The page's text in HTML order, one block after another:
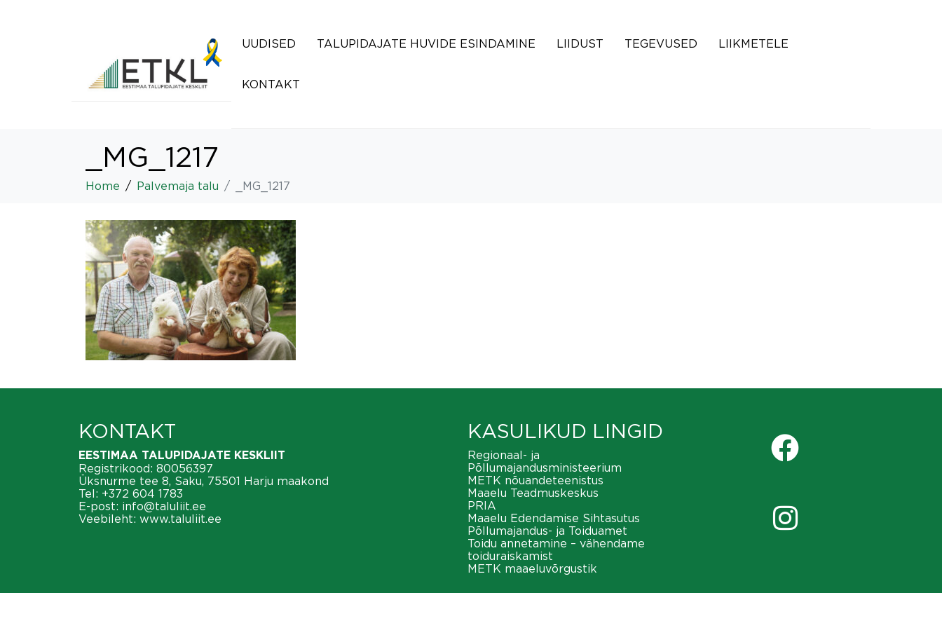
UUDISED TALUPIDAJATE HUVIDE ESINDAMINE LIIDUST TEGEVUSED LIIKMETELE
KONTAKT
_MG_1217
Home Palvemaja talu _MG_1217
KONTAKT
EESTIMAA TALUPIDAJATE KESKLIIT
Registrikood: 80056397
Üksnurme tee 8, Saku, 75501 Harju maakond
Tel: +372 604 1783
E-post: info@taluliit.ee
Veebileht: www.taluliit.ee
KASULIKUD LINGID
Regionaal- ja
Põllumajandusministeerium
METK nõuandeteenistus
Maaelu Teadmuskeskus
PRIA
Maaelu Edendamise Sihtasutus
Põllumajandus- ja Toiduamet
Toidu annetamine – vähendame
toiduraiskamist
METK maaeluvõrgustik